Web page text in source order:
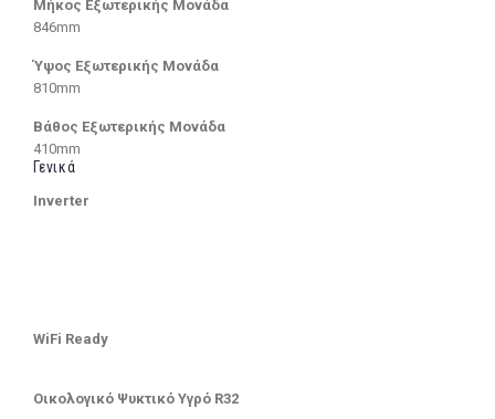
Μήκος Εξωτερικής Μονάδα
846mm
Ύψος Εξωτερικής Μονάδα
810mm
Βάθος Εξωτερικής Μονάδα
410mm
Γενικά
Inverter
WiFi Ready
Οικολογικό Ψυκτικό Υγρό R32